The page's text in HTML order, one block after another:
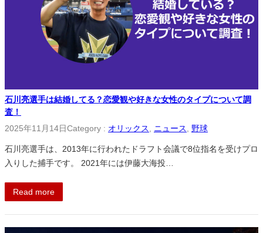
石川亮選手は結婚してる？恋愛観や好きな女性のタイプについて調
査！
2025年11月14日Category : オリックス ニュース 野球
石川亮選手は、2013年に行われたドラフト会議で8位指名を受けプロ
入りした捕手です。 2021年には伊藤大海投…
Read more